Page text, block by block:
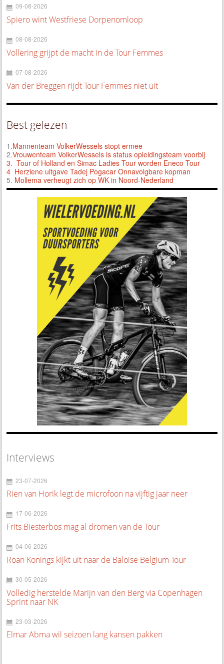
09-08-2026
Spiero wint Westfriese Dorpenomloop
08-08-2026
Vollering grijpt de macht in de Tour Femmes
07-08-2026
Van der Breggen rijdt Tour Femmes niet uit
Best gelezen
1.Mannenteam VolkerWessels stopt ermee
2.Vrouwenteam VolkerWessels is status opleidingsteam voorbij
3. Tour of Holland en Simac Ladies Tour worden Eneco Tour
4 Herziene uitgave Tadej Pogacar Onnavolgbare kopman
5. Mollema verheugt zich op WK in Noord-Nederland
Interviews
23-07-2026
Rien van Horik legt de microfoon na vijftig jaar neer
17-06-2026
Frits Biesterbos mag al dromen van de Tour
04-06-2026
Roan Konings kijkt uit naar de Baloise Belgium Tour
30-05-2026
Volledig herstelde Marijn van den Berg via Copenhagen
Sprint naar NK
23-03-2026
Elmar Abma wil seizoen lang kansen pakken